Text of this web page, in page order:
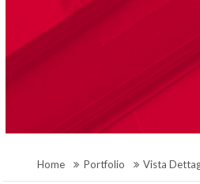
Home Portfolio Vista